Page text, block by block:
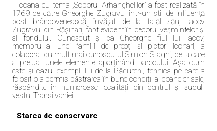
Icoana cu tema „Soborul Arhanghelilor” a fost realizată în
1769 de către Gheorghe Zugravul într-un stil de influență
post brâncovenească, învățat de la tatăl său, Iacov
Zugravul din Rășinari, fapt evident în decorul veșmintelor și
al fondului. Cunoscut și ca Gheorghe fiul lui Iacov,
membru al unei familii de preoți și pictori iconari, a
colaborat cu mult mai cunoscutul Simion Silaghi, de la care
a preluat unele elemente aparținând barocului. Așa cum
este și cazul exemplului de la Pădureni, tehnica pe care a
folosit-o a permis păstrarea în bune condiții a icoanelor sale,
răspândite în numeroase localități din centrul și sudul-
vestul Transilvaniei.
Starea de conservare